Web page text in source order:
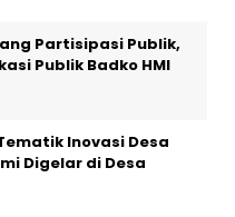
Partisipasi Publik,
Publik Badko HMI
Inovasi Desa
Digelar di Desa